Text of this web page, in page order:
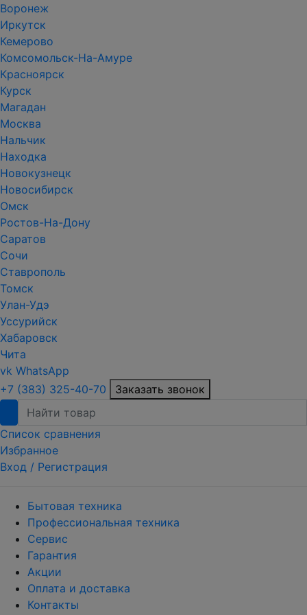
Воронеж
Иркутск
Кемерово
Комсомольск-На-Амуре
Красноярск
Курск
Магадан
Москва
Нальчик
Находка
Новокузнецк
Новосибирск
Омск
Ростов-На-Дону
Саратов
Сочи
Ставрополь
Томск
Улан-Удэ
Уссурийск
Хабаровск
Чита
vk WhatsApp
+7 (383) 325-40-70
Заказать звонок
Список сравнения
Избранное
Вход / Регистрация
Бытовая техника
Профессиональная техника
Сервис
Гарантия
Акции
Оплата и доставка
Контакты